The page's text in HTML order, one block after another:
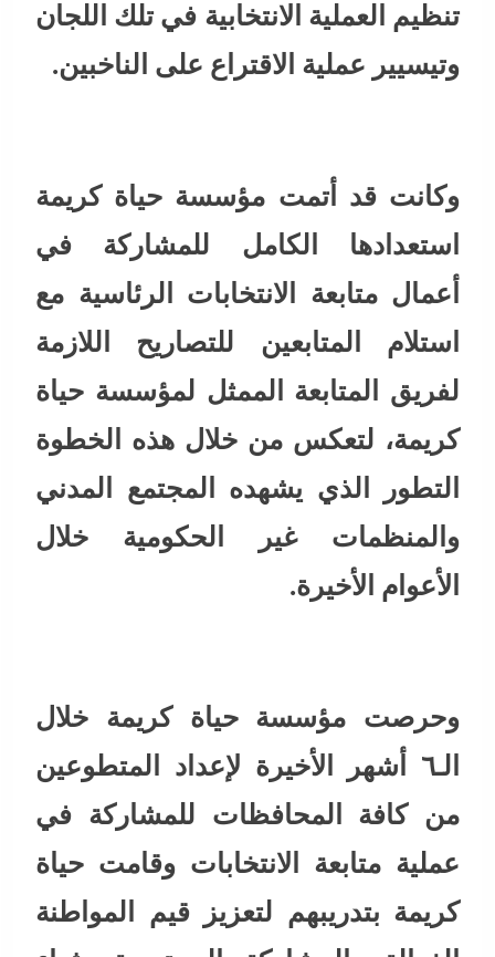
تنظيم العملية الانتخابية في تلك اللجان
وتيسيير عملية الاقتراع على الناخبين.
وكانت قد أتمت مؤسسة حياة كريمة
استعدادها الكامل للمشاركة في
أعمال متابعة الانتخابات الرئاسية مع
استلام المتابعين للتصاريح اللازمة
لفريق المتابعة الممثل لمؤسسة حياة
كريمة، لتعكس من خلال هذه الخطوة
التطور الذي يشهده المجتمع المدني
والمنظمات غير الحكومية خلال
الأعوام الأخيرة.
وحرصت مؤسسة حياة كريمة خلال
الـ٦ أشهر الأخيرة لإعداد المتطوعين
من كافة المحافظات للمشاركة في
عملية متابعة الانتخابات وقامت حياة
كريمة بتدريبهم لتعزيز قيم المواطنة